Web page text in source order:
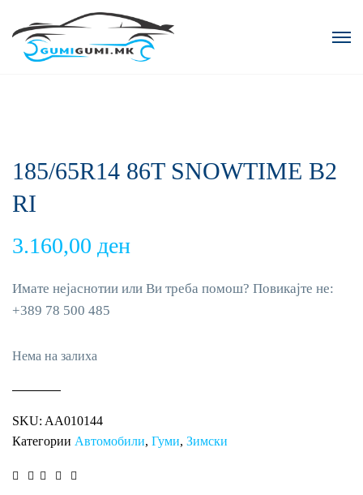
185/65R14 86T SNOWTIME B2
RI
3.160,00 ден
Имате нејаснотии или Ви треба помош? Повикајте не:
+389 78 500 485
Нема на залиха
SKU: AA010144
Категории Автомобили, Гуми, Зимски